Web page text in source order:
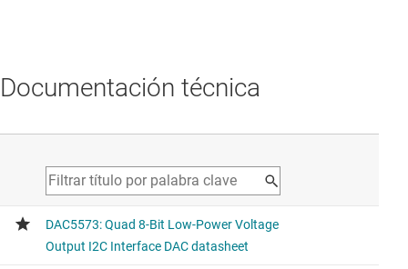
Documentación técnica